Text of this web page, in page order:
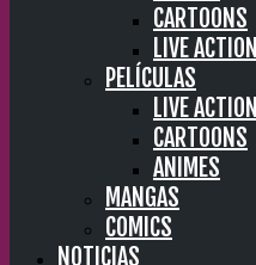
CARTOONS
LIVE ACTION
PELÍCULAS
LIVE ACTION
CARTOONS
ANIMES
MANGAS
COMICS
NOTICIAS